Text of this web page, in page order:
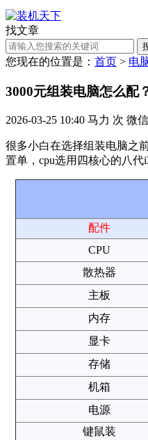
找文章
您现在的位置是： 首页 > 电
3000元组装电脑怎么配
2026-03-25 10:40 马力 次 微
很多小白在选择组装电脑之
置单，cpu选用四核心的八代
配件
CPU
散热器
主板
内存
显卡
存储
机箱
电源
键鼠装